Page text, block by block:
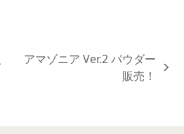
アマゾニア Ver.2 パウダー
販売！